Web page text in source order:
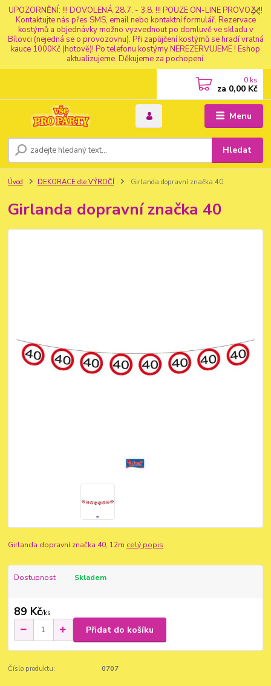
UPOZORNĚNÍ: !!! DOVOLENÁ 28.7. - 3.8. !!! POUZE ON-LINE PROVOZ !!!
Kontaktujte nás přes SMS, email nebo kontaktní formulář. Rezervace
kostýmů a objednávky možno vyzvednout po domluvě ve skladu v
Bílovci (nejedná se o provozovnu). Při zapůjčení kostýmů se hradí vratná
kauce 1000Kč (hotově)! Po telefonu kostýmy NEREZERVUJEME ! Eshop
aktualizujeme. Děkujeme za pochopení.
Menu
Hledat
0 ks
za 0,00 Kč
Úvod DEKORACE dle VÝROČÍ Girlanda dopravní značka 40
Girlanda dopravní značka 40
Girlanda dopravní značka 40, 12m celý popis
Dostupnost Skladem
89 Kč/ks
Přidat do košíku
Číslo produktu: 0707